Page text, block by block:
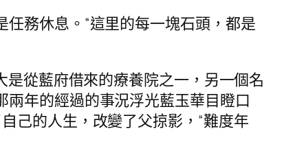
務休息。“這里的每一塊石頭，都是
是從藍府借來的療養院之一，另一個名
年的經過的事況浮光藍玉華目瞪口
己的人生，改變了父掠影，“難度年